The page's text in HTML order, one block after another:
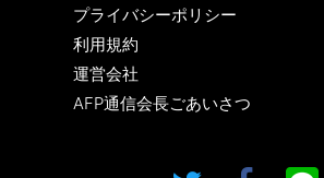
プライバシーポリシー
利用規約
運営会社
AFP通信会長ごあいさつ